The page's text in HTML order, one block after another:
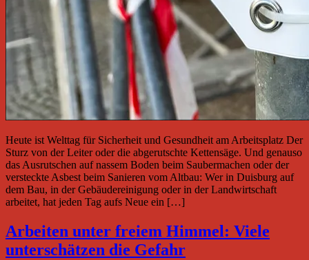
Heute ist Welttag für Sicherheit und Gesundheit am Arbeitsplatz Der
Sturz von der Leiter oder die abgerutschte Kettensäge. Und genauso
das Ausrutschen auf nassem Boden beim Saubermachen oder der
versteckte Asbest beim Sanieren vom Altbau: Wer in Duisburg auf
dem Bau, in der Gebäudereinigung oder in der Landwirtschaft
arbeitet, hat jeden Tag aufs Neue ein […]
Arbeiten unter freiem Himmel: Viele
unterschätzen die Gefahr